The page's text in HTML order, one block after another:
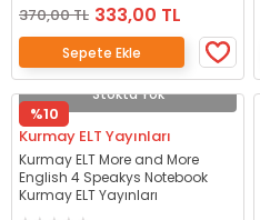
370,00 TL 333,00 TL
Sepete Ekle
Stokta Yok
%10
Kurmay ELT Yayınları
Kurmay ELT More and More
English 4 Speakys Notebook
Kurmay ELT Yayınları